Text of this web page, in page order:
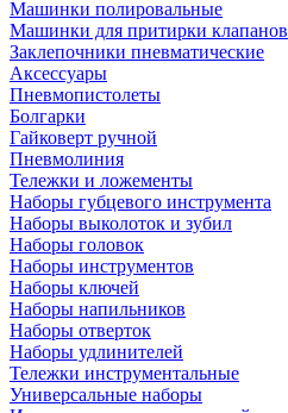
Машинки полировальные
Машинки для притирки клапанов
Заклепочники пневматические
Аксессуары
Пневмопистолеты
Болгарки
Гайковерт ручной
Пневмолиния
Тележки и ложементы
Наборы губцевого инструмента
Наборы выколоток и зубил
Наборы головок
Наборы инструментов
Наборы ключей
Наборы напильников
Наборы отверток
Наборы удлинителей
Тележки инструментальные
Универсальные наборы